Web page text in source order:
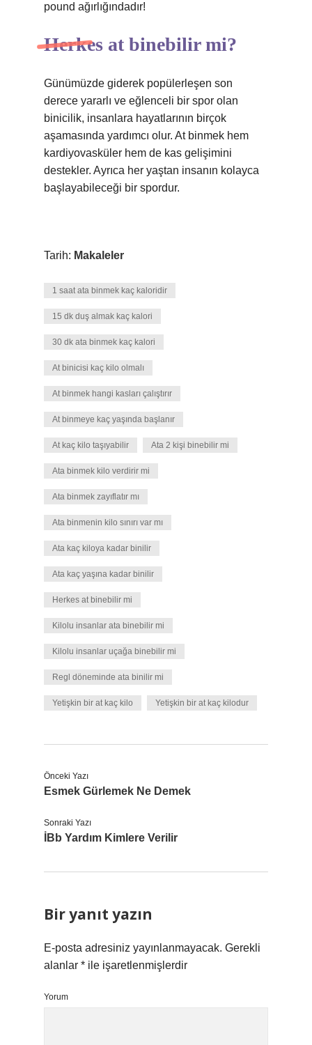
pound ağırlığındadır!
Herkes at binebilir mi?
Günümüzde giderek popülerleşen son
derece yararlı ve eğlenceli bir spor olan
binicilik, insanlara hayatlarının birçok
aşamasında yardımcı olur. At binmek hem
kardiyovasküler hem de kas gelişimini
destekler. Ayrıca her yaştan insanın kolayca
başlayabileceği bir spordur.
Tarih: Makaleler
1 saat ata binmek kaç kaloridir
15 dk duş almak kaç kalori
30 dk ata binmek kaç kalori
At binicisi kaç kilo olmalı
At binmek hangi kasları çalıştırır
At binmeye kaç yaşında başlanır
At kaç kilo taşıyabilir Ata 2 kişi binebilir mi
Ata binmek kilo verdirir mi
Ata binmek zayıflatır mı
Ata binmenin kilo sınırı var mı
Ata kaç kiloya kadar binilir
Ata kaç yaşına kadar binilir
Herkes at binebilir mi
Kilolu insanlar ata binebilir mi
Kilolu insanlar uçağa binebilir mi
Regl döneminde ata binilir mi
Yetişkin bir at kaç kilo Yetişkin bir at kaç kilodur
Önceki Yazı
Esmek Gürlemek Ne Demek
Sonraki Yazı
İBb Yardım Kimlere Verilir
Bir yanıt yazın
E-posta adresiniz yayınlanmayacak. Gerekli
alanlar * ile işaretlenmişlerdir
Yorum